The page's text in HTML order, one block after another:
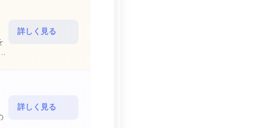
詳しく見る
詳しく見る